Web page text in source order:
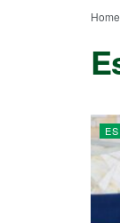
Home